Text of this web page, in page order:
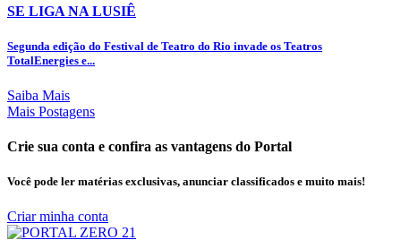
SE LIGA NA LUSIÊ
Segunda edição do Festival de Teatro do Rio invade os Teatros
TotalEnergies e...
Saiba Mais
Mais Postagens
Crie sua conta e confira as vantagens do Portal
Você pode ler matérias exclusivas, anunciar classificados e muito mais!
Criar minha conta